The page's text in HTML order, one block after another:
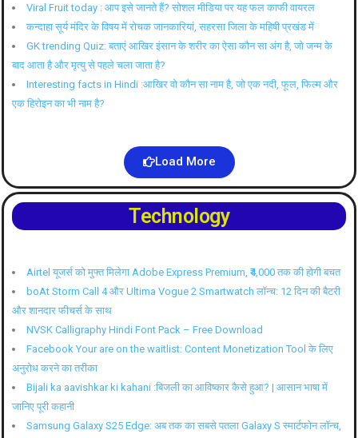
Viral Fruit today : आप इसे जानते हैं? सोशल मीडिया पर यह फल काफी वायरल
कन्दाहा सूर्य मंदिर के विषय में रोचक जानकारियां, सहरसा जिला के महिषी प्रखंड में
GK trending Quiz: बताएं आखिर इंसान के शरीर का ऐसा कौन सा अंग है, जो जन्म के
बाद आता है और मृत्यु से पहले चला जाता है?
Interesting facts in Hindi :आखिर वो कौन सा नाम है, जो एक नदी, फूल, फिल्म और
एक हिरोइन का भी नाम है?
Load More
Technology
Airtel यूजर्स को मुफ्त मिलेगा Adobe Express Premium, ₹4,000 तक की होगी बचत
boAt Storm Call 4 और Ultima Vogue 2 Smartwatch लॉन्च: 12 दिन की बैटरी
और शानदार फीचर्स के साथ
NVSK Calligraphy Hindi Font Pack – Free Download
Facebook Your are on the waitlist: Content Monetization Tool के लिए
अनुरोध करने का तरीका
Bijali ka aavishkar ki kahani :बिजली का आविष्कार कैसे हुआ? | आसान भाषा में
जानिए पूरी कहानी
Samsung Galaxy S25 Edge: अब तक का सबसे पतला Galaxy S स्मार्टफोन लॉन्च,